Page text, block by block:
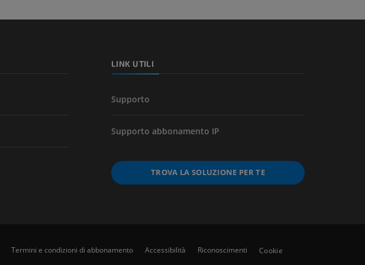
LINK UTILI
Supporto
Supporto abbonamento IP
TROVA LA SOLUZIONE PER TE
Termini e condizioni di abbonamento Accessibilità Riconoscimenti Cookie